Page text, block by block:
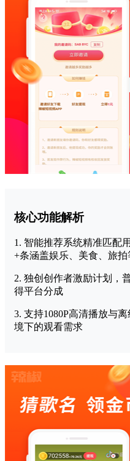
核心功能解析
1. 智能推荐系统精准匹配
+条涵盖娱乐、美食、旅
2. 独创创作者激励计划，
得平台分成
3. 支持1080P高清播放与
境下的观看需求